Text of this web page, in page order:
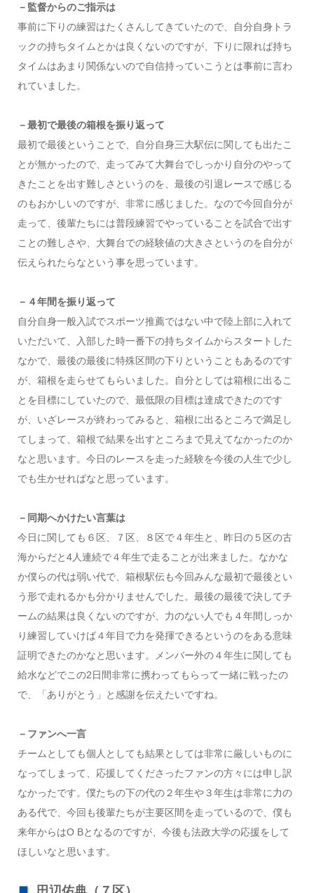
－監督からのご指示は
事前に下りの練習はたくさんしてきていたので、自分自身トラ
ックの持ちタイムとかは良くないのですが、下りに限れば持ち
タイムはあまり関係ないので自信持っていこうとは事前に言わ
れていました。
－最初で最後の箱根を振り返って
最初で最後ということで、自分自身三大駅伝に関しても出たこ
とが無かったので、走ってみて大舞台でしっかり自分のやって
きたことを出す難しさというのを、最後の引退レースで感じる
のもおかしいのですが、非常に感じました。なので今回自分が
走って、後輩たちには普段練習でやっていることを試合で出す
ことの難しさや、大舞台での経験値の大きさというのを自分が
伝えられたらなという事を思っています。
－４年間を振り返って
自分自身一般入試でスポーツ推薦ではない中で陸上部に入れて
いただいて、入部した時一番下の持ちタイムからスタートした
なかで、最後の最後に特殊区間の下りということもあるのです
が、箱根を走らせてもらいました。自分としては箱根に出るこ
とを目標にしていたので、最低限の目標は達成できたのです
が、いざレースが終わってみると、箱根に出るところで満足し
てしまって、箱根で結果を出すところまで見えてなかったのか
なと思います。今日のレースを走った経験を今後の人生で少し
でも生かせればなと思っています。
－同期へかけたい言葉は
今日に関しても６区、７区、８区で４年生と、昨日の５区の古
海からだと4人連続で４年生で走ることが出来ました。なかな
か僕らの代は弱い代で、箱根駅伝も今回みんな最初で最後とい
う形で走れるかも分かりませんでした。最後の最後で決してチ
ームの結果は良くないのですが、力のない人でも４年間しっか
り練習していけば４年目で力を発揮できるというのをある意味
証明できたのかなと思います。メンバー外の４年生に関しても
給水などでこの2日間非常に携わってもらって一緒に戦ったの
で、「ありがとう」と感謝を伝えたいですね。
－ファンへ一言
チームとしても個人としても結果としては非常に厳しいものに
なってしまって、応援してくださったファンの方々には申し訳
なかったです。僕たちの下の代の２年生や３年生は非常に力の
ある代で、今回も後輩たちが主要区間を走っているので、僕も
来年からはO Bとなるのですが、今後も法政大学の応援をして
ほしいなと思います。